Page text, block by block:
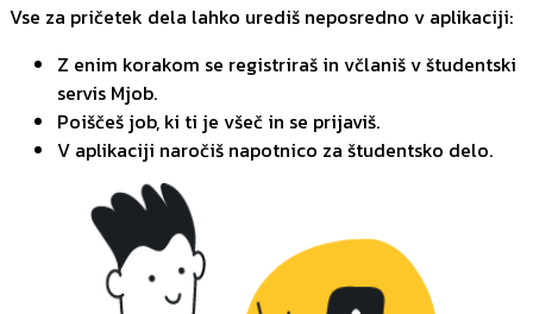
Vse za pričetek dela lahko urediš neposredno v aplikaciji:
Z enim korakom se registriraš in včlaniš v študentski
servis Mjob.
Poiščeš job, ki ti je všeč in se prijaviš.
V aplikaciji naročiš napotnico za študentsko delo.